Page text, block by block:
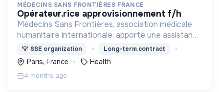
MÉDECINS SANS FRONTIÈRES FRANCE
opérateur.rice approvisionnement f/h
Médecins Sans Frontières, association médicale
humanitaire internationale, apporte une assistance
médicale à des populations dont la vie est
menacée.
💡 SSE organization Long-term contract
Paris, France Health
4 months ago